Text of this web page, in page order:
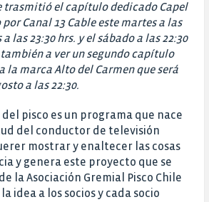
trasmitió el capítulo dedicado Capel
Canal 13 Cable este martes a las
a las 23:30 hrs. y el sábado a las 22:30
a ver un segundo capítulo
la marca Alto del Carmen que será
a las 22:30.
pisco es un programa que nace
del conductor de televisión
mostrar y enaltecer las cosas
y genera este proyecto que se
la Asociación Gremial Pisco Chile
idea a los socios y cada socio